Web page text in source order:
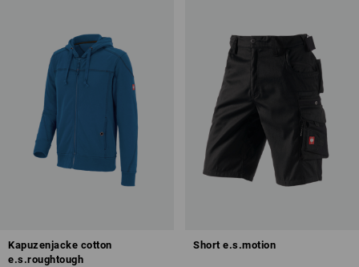
Kapuzenjacke cotton
e.s.roughtough
Short e.s.motion